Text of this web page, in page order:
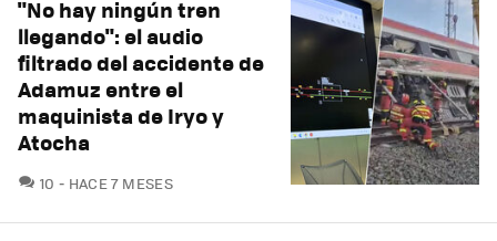
"No hay ningún tren
llegando": el audio
filtrado del accidente de
Adamuz entre el
maquinista de Iryo y
Atocha
10 COMENTARIOS
HACE 7 MESES